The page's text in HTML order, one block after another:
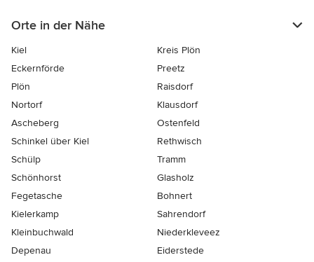
Orte in der Nähe
Kiel
Kreis Plön
Eckernförde
Preetz
Plön
Raisdorf
Nortorf
Klausdorf
Ascheberg
Ostenfeld
Schinkel über Kiel
Rethwisch
Schülp
Tramm
Schönhorst
Glasholz
Fegetasche
Bohnert
Kielerkamp
Sahrendorf
Kleinbuchwald
Niederkleveez
Depenau
Eiderstede